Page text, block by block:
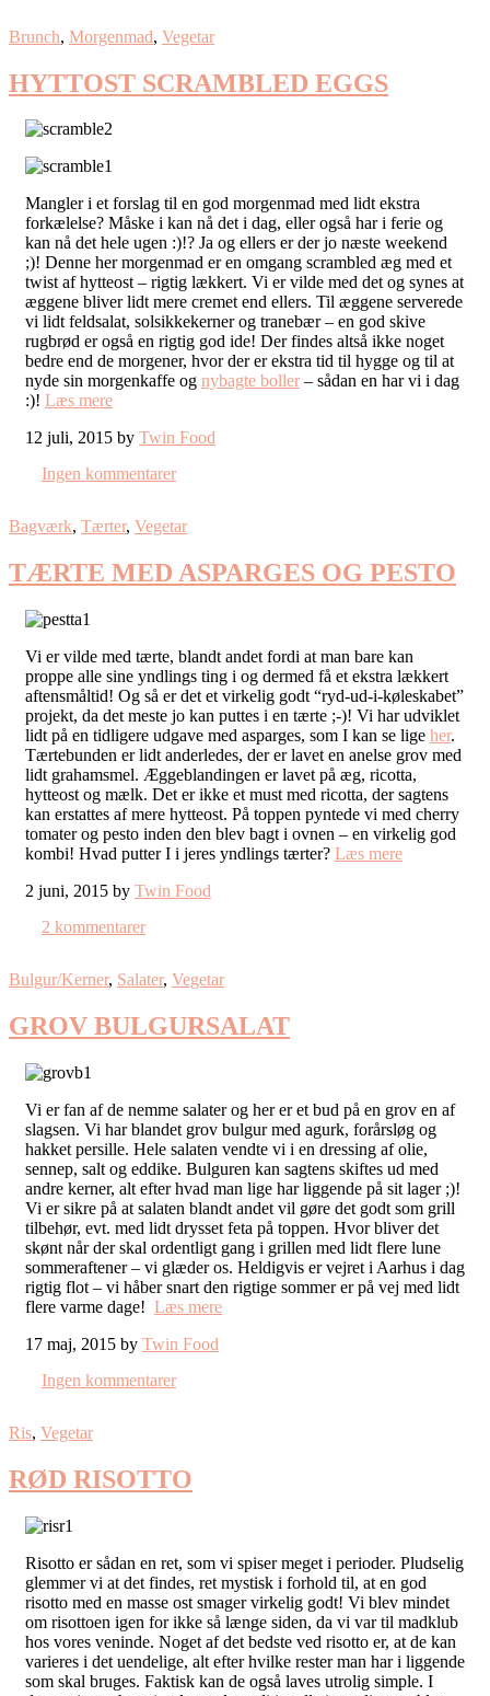
Brunch, Morgenmad, Vegetar
HYTTOST SCRAMBLED EGGS
Mangler i et forslag til en god morgenmad med lidt ekstra
forkælelse? Måske i kan nå det i dag, eller også har i ferie og
kan nå det hele ugen :)!? Ja og ellers er der jo næste weekend
;)! Denne her morgenmad er en omgang scrambled æg med et
twist af hytteost – rigtig lækkert. Vi er vilde med det og synes at
æggene bliver lidt mere cremet end ellers. Til æggene serverede
vi lidt feldsalat, solsikkekerner og tranebær – en god skive
rugbrød er også en rigtig god ide! Der findes altså ikke noget
bedre end de morgener, hvor der er ekstra tid til hygge og til at
nyde sin morgenkaffe og nybagte boller – sådan en har vi i dag
:)! Læs mere
12 juli, 2015 by Twin Food
Ingen kommentarer
Bagværk, Tærter, Vegetar
TÆRTE MED ASPARGES OG PESTO
Vi er vilde med tærte, blandt andet fordi at man bare kan
proppe alle sine yndlings ting i og dermed få et ekstra lækkert
aftensmåltid! Og så er det et virkelig godt “ryd-ud-i-køleskabet”
projekt, da det meste jo kan puttes i en tærte ;-)! Vi har udviklet
lidt på en tidligere udgave med asparges, som I kan se lige her.
Tærtebunden er lidt anderledes, der er lavet en anelse grov med
lidt grahamsmel. Æggeblandingen er lavet på æg, ricotta,
hytteost og mælk. Det er ikke et must med ricotta, der sagtens
kan erstattes af mere hytteost. På toppen pyntede vi med cherry
tomater og pesto inden den blev bagt i ovnen – en virkelig god
kombi! Hvad putter I i jeres yndlings tærter? Læs mere
2 juni, 2015 by Twin Food
2 kommentarer
Bulgur/Kerner, Salater, Vegetar
GROV BULGURSALAT
Vi er fan af de nemme salater og her er et bud på en grov en af
slagsen. Vi har blandet grov bulgur med agurk, forårsløg og
hakket persille. Hele salaten vendte vi i en dressing af olie,
sennep, salt og eddike. Bulguren kan sagtens skiftes ud med
andre kerner, alt efter hvad man lige har liggende på sit lager ;)!
Vi er sikre på at salaten blandt andet vil gøre det godt som grill
tilbehør, evt. med lidt drysset feta på toppen. Hvor bliver det
skønt når der skal ordentligt gang i grillen med lidt flere lune
sommeraftener – vi glæder os. Heldigvis er vejret i Aarhus i dag
rigtig flot – vi håber snart den rigtige sommer er på vej med lidt
flere varme dage! Læs mere
17 maj, 2015 by Twin Food
Ingen kommentarer
Ris, Vegetar
RØD RISOTTO
Risotto er sådan en ret, som vi spiser meget i perioder. Pludselig
glemmer vi at det findes, ret mystisk i forhold til, at en god
risotto med en masse ost smager virkelig godt! Vi blev mindet
om risottoen igen for ikke så længe siden, da vi var til madklub
hos vores veninde. Noget af det bedste ved risotto er, at de kan
varieres i det uendelige, alt efter hvilke rester man har i liggende
som skal bruges. Faktisk kan de også laves utrolig simple. I